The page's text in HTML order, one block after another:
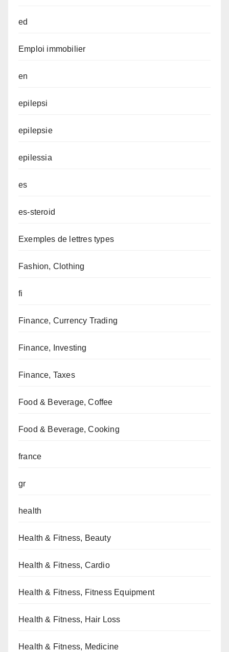
ed
Emploi immobilier
en
epilepsi
epilepsie
epilessia
es
es-steroid
Exemples de lettres types
Fashion, Clothing
fi
Finance, Currency Trading
Finance, Investing
Finance, Taxes
Food & Beverage, Coffee
Food & Beverage, Cooking
france
gr
health
Health & Fitness, Beauty
Health & Fitness, Cardio
Health & Fitness, Fitness Equipment
Health & Fitness, Hair Loss
Health & Fitness, Medicine